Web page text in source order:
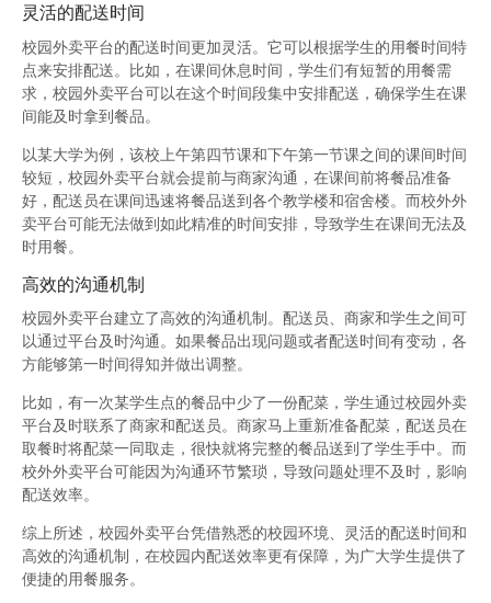
灵活的配送时间
校园外卖平台的配送时间更加灵活。它可以根据学生的用餐时间特
点来安排配送。比如，在课间休息时间，学生们有短暂的用餐需
求，校园外卖平台可以在这个时间段集中安排配送，确保学生在课
间能及时拿到餐品。
以某大学为例，该校上午第四节课和下午第一节课之间的课间时间
较短，校园外卖平台就会提前与商家沟通，在课间前将餐品准备
好，配送员在课间迅速将餐品送到各个教学楼和宿舍楼。而校外外
卖平台可能无法做到如此精准的时间安排，导致学生在课间无法及
时用餐。
高效的沟通机制
校园外卖平台建立了高效的沟通机制。配送员、商家和学生之间可
以通过平台及时沟通。如果餐品出现问题或者配送时间有变动，各
方能够第一时间得知并做出调整。
比如，有一次某学生点的餐品中少了一份配菜，学生通过校园外卖
平台及时联系了商家和配送员。商家马上重新准备配菜，配送员在
取餐时将配菜一同取走，很快就将完整的餐品送到了学生手中。而
校外外卖平台可能因为沟通环节繁琐，导致问题处理不及时，影响
配送效率。
综上所述，校园外卖平台凭借熟悉的校园环境、灵活的配送时间和
高效的沟通机制，在校园内配送效率更有保障，为广大学生提供了
便捷的用餐服务。